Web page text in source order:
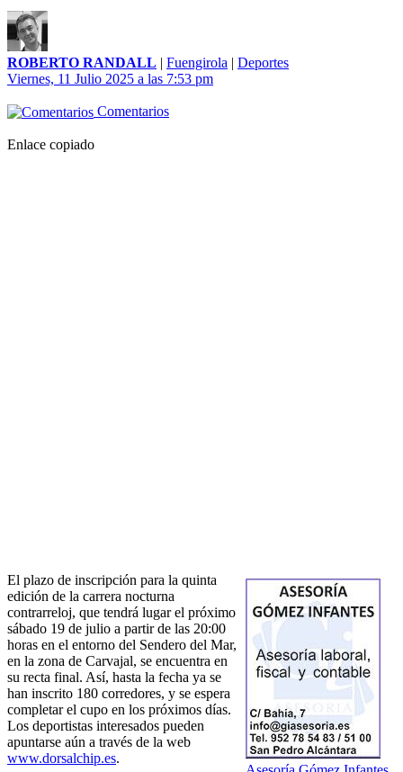
ROBERTO RANDALL | Fuengirola | Deportes
Viernes, 11 Julio 2025 a las 7:53 pm
Comentarios
Enlace copiado
El plazo de inscripción para la quinta
edición de la carrera nocturna
contrarreloj, que tendrá lugar el próximo
sábado 19 de julio a partir de las 20:00
horas en el entorno del Sendero del Mar,
en la zona de Carvajal, se encuentra en
su recta final. Así, hasta la fecha ya se
han inscrito 180 corredores, y se espera
completar el cupo en los próximos días.
Los deportistas interesados pueden
apuntarse aún a través de la web
www.dorsalchip.es.